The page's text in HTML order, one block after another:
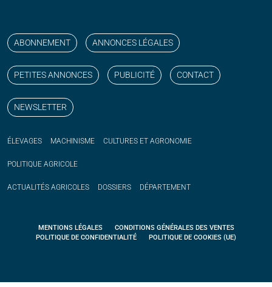
ABONNEMENT ANNONCES LÉGALES
PETITES ANNONCES PUBLICITÉ CONTACT
NEWSLETTER
ÉLEVAGES MACHINISME CULTURES ET AGRONOMIE
POLITIQUE AGRICOLE
ACTUALITÉS AGRICOLES DOSSIERS DÉPARTEMENT
MENTIONS LÉGALES
CONDITIONS GÉNÉRALES DES VENTES
POLITIQUE DE CONFIDENTIALITÉ
POLITIQUE DE COOKIES (UE)